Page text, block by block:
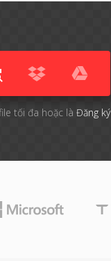
tối đa hoặc là Đăng ký